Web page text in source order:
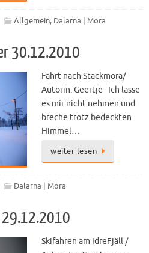
Allgemein, Dalarna | Mora
30.12.2010
Fahrt nach Stackmora/
Autorin: Geertje Ich lasse
es mir nicht nehmen und
breche trotz bedeckten
Himmel…
weiter lesen
Dalarna | Mora
29.12.2010
Skifahren am IdreFjäll /